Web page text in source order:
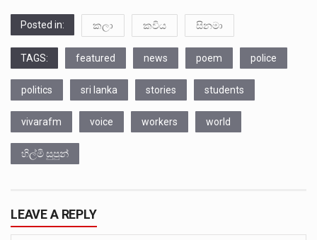
Posted in: කලා කවිය සිනමා
TAGS: featured news poem police
politics sri lanka stories students
vivarafm voice workers world
හිල්මි සුපුන්
LEAVE A REPLY